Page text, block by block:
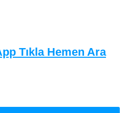
Tıkla Hemen Ara